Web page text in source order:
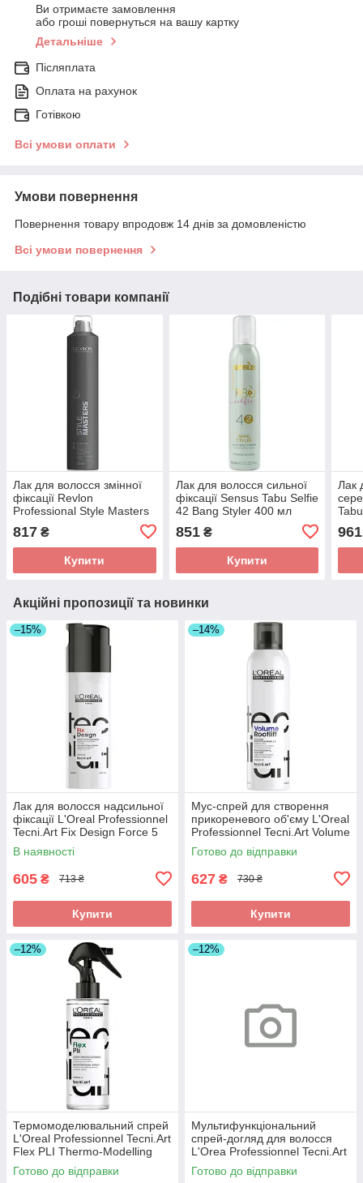
Ви отримаєте замовлення
або гроші повернуться на вашу картку
Детальніше
Післяплата
Оплата на рахунок
Готівкою
Всі умови оплати
Умови повернення
Повернення товару впродовж 14 днів за домовленістю
Всі умови повернення
Подібні товари компанії
Лак для волосся змінної
фіксації Revlon
Professional Style Masters
мл
817 ₴
Купити
Лак для волосся сильної
фіксації Sensus Tabu Selfie
42 Bang Styler 400 мл
851₴
Купити
Лак
961
Акційні пропозиції та новинки
–15%
Лак для волосся надсильної
фіксації L'Oreal Professionnel
Tecni.Art Fix Design Force 5
200ml
В наявності
605 ₴ 713 ₴
Купити
–14%
Мус-спрей для створення
прикореневого об'єму L'Oreal
Professionnel Tecni.Art Volume
Rootlift Force 3 250ml
Готово до відправки
627 ₴ 730 ₴
Купити
–12%
Термомоделювальний спрей
L'Oreal Professionnel Tecni.Art
Flex PLI Thermo-Modelling
Spray 190 мл
Готово до відправки
–12%
Мультифункціональний
спрей-догляд для волосся
L'Orea Professionnel Tecni.Art
All-in-1 Performer 190 мл
Готово до відправки